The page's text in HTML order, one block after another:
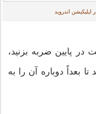
اندروید
پایین ضربه بزنید،
بعداً دوباره آن را به